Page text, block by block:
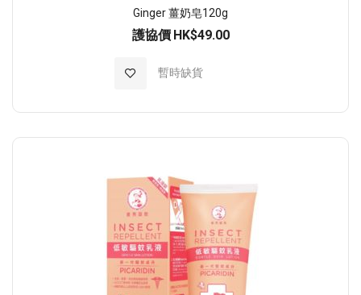
Ginger 薑奶皂120g
護協價 HK$49.00
暫時缺貨
加入至願望清單